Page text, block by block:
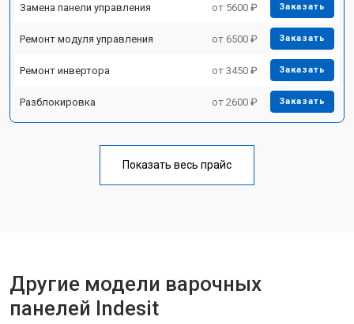
Замена панели управления от 5600 ₽ Заказать
Ремонт модуля управления от 6500 ₽ Заказать
Ремонт инвертора от 3450 ₽ Заказать
Разблокировка от 2600 ₽ Заказать
Показать весь прайс
Другие модели варочных
панелей Indesit